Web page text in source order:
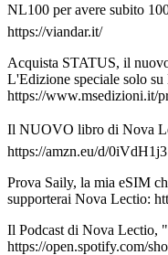
NL100 per avere subito
https://viandar.it/
Acquista STATUS, il
L'Edizione speciale solo
https://www.msedizioni.it/
Il NUOVO libro di Nova
https://amzn.eu/d/0iVdH1j3
Prova Saily, la mia eSIM
supporterai Nova Lectio:
Il Podcast di Nova Lectio,
https://open.spotify.com/